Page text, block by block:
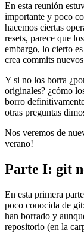
En esta reunión
importante y poco
hacemos ciertas
resets, parece que
embargo, lo cierto
crea commits
Y si no los borra
originales? ¿cómo
borro
otras preguntas
Nos veremos de
verano!
Parte I: git
En esta primera
poco conocida de
han borrado y
repositorio (en la